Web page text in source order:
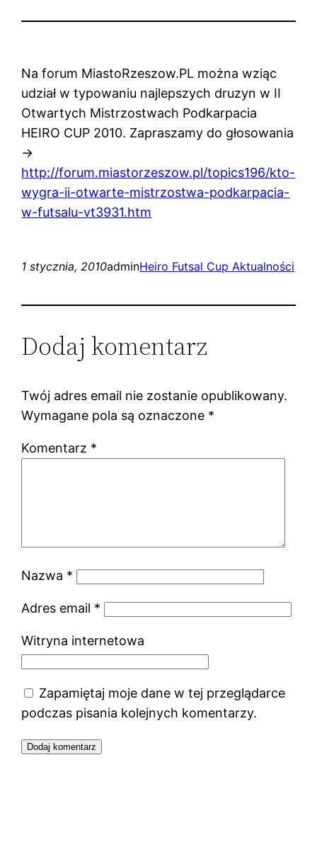
Na forum MiastoRzeszow.PL można wziąc
udział w typowaniu najlepszych druzyn w II
Otwartych Mistrzostwach Podkarpacia
HEIRO CUP 2010. Zapraszamy do głosowania
->
http://forum.miastorzeszow.pl/topics196/kto-
wygra-ii-otwarte-mistrzostwa-podkarpacia-
w-futsalu-vt3931.htm
1 stycznia, 2010adminHeiro Futsal Cup Aktualności
Dodaj komentarz
Twój adres email nie zostanie opublikowany.
Wymagane pola są oznaczone *
Komentarz *
Nazwa *
Adres email *
Witryna internetowa
Zapamiętaj moje dane w tej przeglądarce
podczas pisania kolejnych komentarzy.